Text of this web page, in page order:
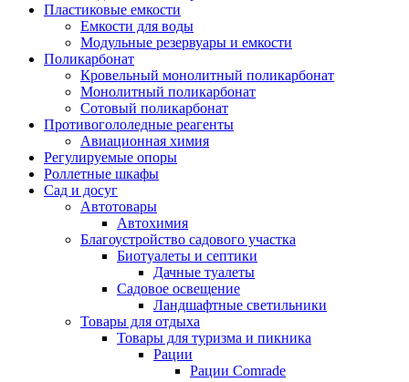
Пластиковые емкости
Емкости для воды
Модульные резервуары и емкости
Поликарбонат
Кровельный монолитный поликарбонат
Монолитный поликарбонат
Сотовый поликарбонат
Противогололедные реагенты
Авиационная химия
Регулируемые опоры
Роллетные шкафы
Сад и досуг
Автотовары
Автохимия
Благоустройство садового участка
Биотуалеты и септики
Дачные туалеты
Садовое освещение
Ландшафтные светильники
Товары для отдыха
Товары для туризма и пикника
Рации
Рации Comrade